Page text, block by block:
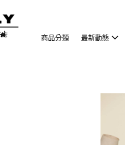
商品分類 最新動態